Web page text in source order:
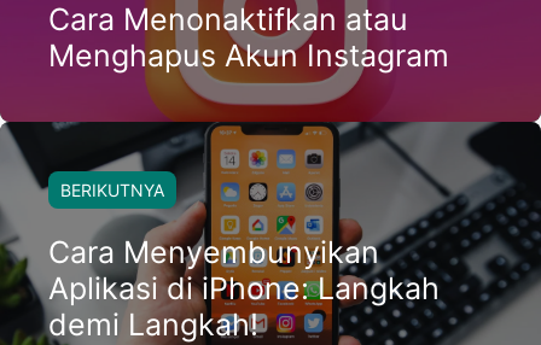
Cara Menonaktifkan atau
Menghapus Akun Instagram
BERIKUTNYA
Cara Menyembunyikan
Aplikasi di iPhone: Langkah
demi Langkah!